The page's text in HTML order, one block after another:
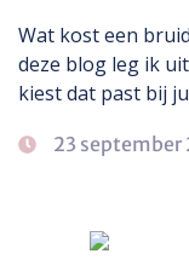
Wat kost een
deze blog leg ik
kiest dat past bij
23 september